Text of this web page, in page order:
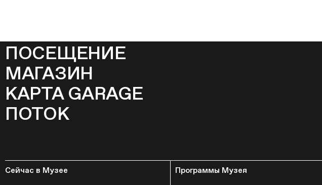
ПОСЕЩЕНИЕ
МАГАЗИН
КАРТА GARAGE
ПОТОК
Сейчас в Музее Программы Музея